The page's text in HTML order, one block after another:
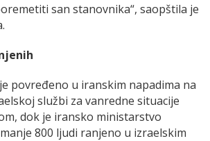
san stanovnika“, saopštila je
povređeno u iranskim napadima na
službi za vanredne situacije
dok je iransko ministarstvo
800 ljudi ranjeno u izraelskim